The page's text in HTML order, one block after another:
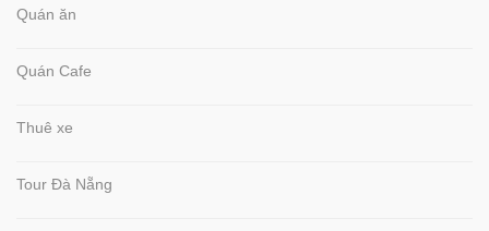
Quán ăn
Quán Cafe
Thuê xe
Tour Đà Nẵng